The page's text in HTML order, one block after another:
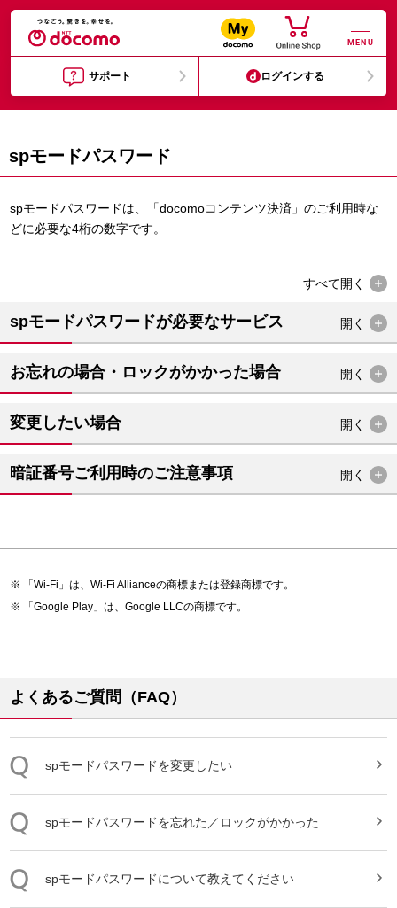
MENU
サポート ログインする
spモードパスワード
spモードパスワードは、「docomoコンテンツ決済」のご利用時な
どに必要な4桁の数字です。
すべて開く
spモードパスワードが必要なサービス 開く
お忘れの場合・ロックがかかった場合 開く
変更したい場合 開く
暗証番号ご利用時のご注意事項 開く
「Wi-Fi」は、Wi-Fi Allianceの商標または登録商標です。
「Google Play」は、Google LLCの商標です。
よくあるご質問（FAQ）
spモードパスワードを変更したい
spモードパスワードを忘れた／ロックがかかった
spモードパスワードについて教えてください